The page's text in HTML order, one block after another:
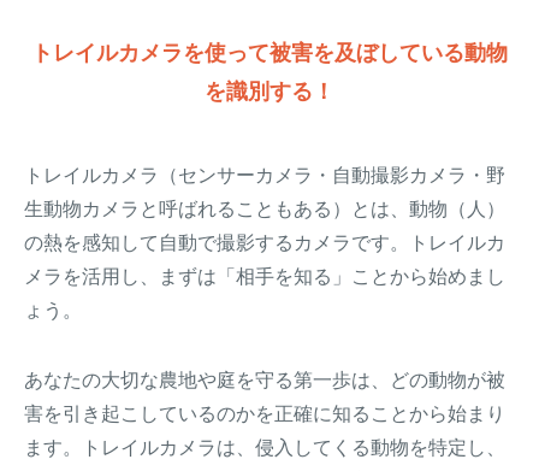
トレイルカメラを使って被害を及ぼしている動物
を識別する！
トレイルカメラ（センサーカメラ・自動撮影カメラ・野
生動物カメラと呼ばれることもある）とは、動物（人）
の熱を感知して自動で撮影するカメラです。トレイルカ
メラを活用し、まずは「相手を知る」ことから始めまし
ょう。
あなたの大切な農地や庭を守る第一歩は、どの動物が被
害を引き起こしているのかを正確に知ることから始まり
ます。トレイルカメラは、侵入してくる動物を特定し、